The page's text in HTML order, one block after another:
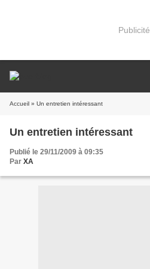
Publicité
Accueil » Un entretien intéressant
Un entretien intéressant
Publié le 29/11/2009 à 09:35
Par XA